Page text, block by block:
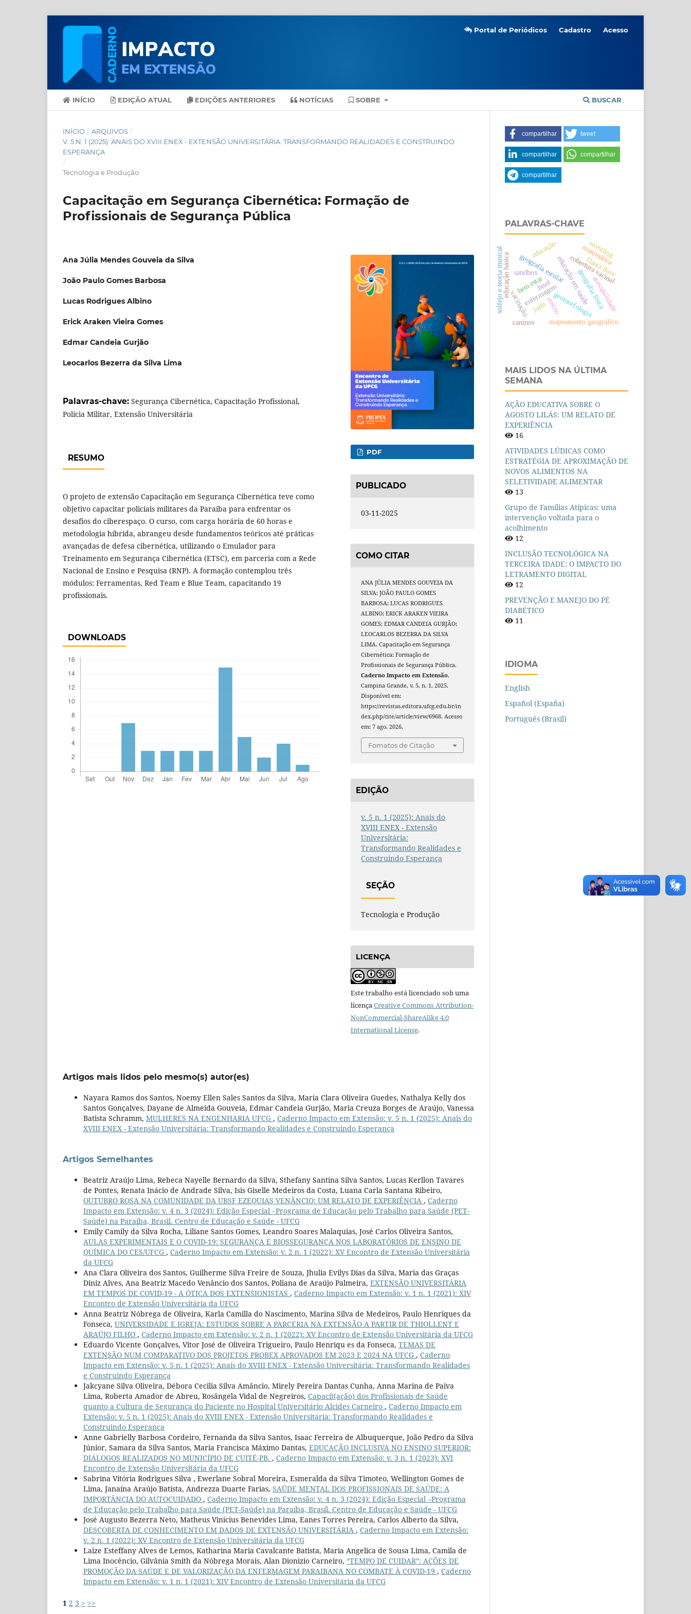
INÍCIO EDIÇÃO ATUAL EDIÇÕES ANTERIORES NOTÍCIAS SOBRE BUSCAR
Portal de Periódicos Cadastro Acesso
INÍCIO / ARQUIVOS /
V. 5 N. 1 (2025): ANAIS DO XVIII ENEX - EXTENSÃO UNIVERSITÁRIA: TRANSFORMANDO REALIDADES E CONSTRUINDO
ESPERANÇA
/
Tecnologia e Produção
Capacitação em Segurança Cibernética: Formação de
Profissionais de Segurança Pública
Ana Júlia Mendes Gouveia da Silva
João Paulo Gomes Barbosa
Lucas Rodrigues Albino
Erick Araken Vieira Gomes
Edmar Candeia Gurjão
Leocarlos Bezerra da Silva Lima
Palavras-chave: Segurança Cibernética, Capacitação Profissional,
Polícia Militar, Extensão Universitária
RESUMO
O projeto de extensão Capacitação em Segurança Cibernética teve como
objetivo capacitar policiais militares da Paraíba para enfrentar os
desafios do ciberespaço. O curso, com carga horária de 60 horas e
metodologia híbrida, abrangeu desde fundamentos teóricos até práticas
avançadas de defesa cibernética, utilizando o Emulador para
Treinamento em Segurança Cibernética (ETSC), em parceria com a Rede
Nacional de Ensino e Pesquisa (RNP). A formação contemplou três
módulos: Ferramentas, Red Team e Blue Team, capacitando 19
profissionais.
DOWNLOADS
PDF
PUBLICADO
03-11-2025
COMO CITAR
ANA JÚLIA MENDES GOUVEIA DA
SILVA; JOÃO PAULO GOMES
BARBOSA; LUCAS RODRIGUES
ALBINO; ERICK ARAKEN VIEIRA
GOMES; EDMAR CANDEIA GURJÃO;
LEOCARLOS BEZERRA DA SILVA
LIMA. Capacitação em Segurança
Cibernética: Formação de
Profissionais de Segurança Pública.
Caderno Impacto em Extensão,
Campina Grande, v. 5, n. 1, 2025.
Disponível em:
https://revistas.editora.ufcg.edu.br/in
dex.php/cite/article/view/6968. Acesso
em: 7 ago. 2026.
Fomatos de Citação
EDIÇÃO
v. 5 n. 1 (2025): Anais do
XVIII ENEX - Extensão
Universitária:
Transformando Realidades e
Construindo Esperança
SEÇÃO
Tecnologia e Produção
LICENÇA
Este trabalho está licenciado sob uma
licençaCreative Commons Attribution-
NonCommercial-ShareAlike 4.0
International License.
Artigos mais lidos pelo mesmo(s) autor(es)
Nayara Ramos dos Santos, Noemy Ellen Sales Santos da Silva, Maria Clara Oliveira Guedes, Nathalya Kelly dos
Santos Gonçalves, Dayane de Almeida Gouveia, Edmar Candeia Gurjão, Maria Creuza Borges de Araújo, Vanessa
Batista Schramm, MULHERES NA ENGENHARIA UFCG , Caderno Impacto em Extensão: v. 5 n. 1 (2025): Anais do
XVIII ENEX - Extensão Universitária: Transformando Realidades e Construindo Esperança
Artigos Semelhantes
Beatriz Araújo Lima, Rebeca Nayelle Bernardo da Silva, Sthefany Santina Silva Santos, Lucas Kerllon Tavares
de Pontes, Renata Inácio de Andrade Silva, Isis Giselle Medeiros da Costa, Luana Carla Santana Ribeiro,
OUTUBRO ROSA NA COMUNIDADE DA UBSF EZEQUIAS VENÂNCIO: UM RELATO DE EXPERIÊNCIA , Caderno
Impacto em Extensão: v. 4 n. 3 (2024): Edição Especial –Programa de Educação pelo Trabalho para Saúde (PET-
Saúde) na Paraíba, Brasil. Centro de Educação e Saúde - UFCG
Emily Camily da Silva Rocha, Liliane Santos Gomes, Leandro Soares Malaquias, José Carlos Oliveira Santos,
AULAS EXPERIMENTAIS E O COVID-19: SEGURANÇA E BIOSSEGURANÇA NOS LABORATÓRIOS DE ENSINO DE
QUÍMICA DO CES/UFCG , Caderno Impacto em Extensão: v. 2 n. 1 (2022): XV Encontro de Extensão Universitária
da UFCG
Ana Clara Oliveira dos Santos, Guilherme Silva Freire de Souza, Jhulia Evilys Dias da Silva, Maria das Graças
Diniz Alves, Ana Beatriz Macedo Venâncio dos Santos, Poliana de Araújo Palmeira, EXTENSÃO UNIVERSITÁRIA
EM TEMPOS DE COVID-19 - A ÓTICA DOS EXTENSIONISTAS , Caderno Impacto em Extensão: v. 1 n. 1 (2021): XIV
Encontro de Extensão Universitária da UFCG
Anna Beatriz Nóbrega de Oliveira, Karla Camilla do Nascimento, Marina Silva de Medeiros, Paulo Henriques da
Fonseca, UNIVERSIDADE E IGREJA: ESTUDOS SOBRE A PARCERIA NA EXTENSÃO A PARTIR DE THIOLLENT E
ARAÚJO FILHO , Caderno Impacto em Extensão: v. 2 n. 1 (2022): XV Encontro de Extensão Universitária da UFCG
Eduardo Vicente Gonçalves, Vitor José de Oliveira Trigueiro, Paulo Henriqu es da Fonseca, TEMAS DE
EXTENSÃO NUM COMPARATIVO DOS PROJETOS PROBEX APROVADOS EM 2023 E 2024 NA UFCG , Caderno
Impacto em Extensão: v. 5 n. 1 (2025): Anais do XVIII ENEX - Extensão Universitária: Transformando Realidades
e Construindo Esperança
Jakcyane Silva Oliveira, Débora Cecilia Silva Amâncio, Mirely Pereira Dantas Cunha, Anna Marina de Paiva
Lima, Roberta Amador de Abreu, Rosângela Vidal de Negreiros, Capacit(ação) dos Profissionais de Saúde
quanto a Cultura de Segurança do Paciente no Hospital Universitário Alcides Carneiro , Caderno Impacto em
Extensão: v. 5 n. 1 (2025): Anais do XVIII ENEX - Extensão Universitária: Transformando Realidades e
Construindo Esperança
Anne Gabrielly Barbosa Cordeiro, Fernanda da Silva Santos, Isaac Ferreira de Albuquerque, João Pedro da Silva
Júnior, Samara da Silva Santos, Maria Francisca Máximo Dantas, EDUCAÇÃO INCLUSIVA NO ENSINO SUPERIOR:
DIÁLOGOS REALIZADOS NO MUNICÍPIO DE CUITÉ-PB. , Caderno Impacto em Extensão: v. 3 n. 1 (2023): XVI
Encontro de Extensão Universitária da UFCG
Sabrina Vitória Rodrigues Silva , Ewerlane Sobral Moreira, Esmeralda da Silva Timoteo, Wellington Gomes de
Lima, Janaína Araújo Batista, Andrezza Duarte Farias, SAÚDE MENTAL DOS PROFISSIONAIS DE SAÚDE: A
IMPORTÂNCIA DO AUTOCUIDADO , Caderno Impacto em Extensão: v. 4 n. 3 (2024): Edição Especial –Programa
de Educação pelo Trabalho para Saúde (PET-Saúde) na Paraíba, Brasil. Centro de Educação e Saúde - UFCG
José Augusto Bezerra Neto, Matheus Vinícius Benevides Lima, Eanes Torres Pereira, Carlos Alberto da Silva,
DESCOBERTA DE CONHECIMENTO EM DADOS DE EXTENSÃO UNIVERSITÁRIA , Caderno Impacto em Extensão:
v. 2 n. 1 (2022): XV Encontro de Extensão Universitária da UFCG
Laize Esteffany Alves de Lemos, Katharina Maria Cavalcante Batista, Maria Angelica de Sousa Lima, Camila de
Lima Inocêncio, Gilvânia Smith da Nóbrega Morais, Alan Dionizio Carneiro, “TEMPO DE CUIDAR”: AÇÕES DE
PROMOÇÃO DA SAÚDE E DE VALORIZAÇÃO DA ENFERMAGEM PARAIBANA NO COMBATE À COVID-19 , Caderno
Impacto em Extensão: v. 1 n. 1 (2021): XIV Encontro de Extensão Universitária da UFCG
1 2 3 > >>
compartilhar tweet
compartilhar compartilhar
compartilhar
PALAVRAS-CHAVE
geografia física
geomorfologia
geografia escolar
sandbox cobertura vacinal
educação em saúde
enfermagem
vacinação ensino
educação básica bisel
flauta doce
solfejo e teoria musical matemática
mapeamento geográfico
bem estar acessibilidade
educação
judô
wrestling
caninos
MAIS LIDOS NA ÚLTIMA
SEMANA
AÇÃO EDUCATIVA SOBRE O
AGOSTO LILÁS: UM RELATO DE
EXPERIÊNCIA
16
ATIVIDADES LÚDICAS COMO
ESTRATÉGIA DE APROXIMAÇÃO DE
NOVOS ALIMENTOS NA
SELETIVIDADE ALIMENTAR
13
Grupo de Famílias Atípicas: uma
intervenção voltada para o
acolhimento
12
INCLUSÃO TECNOLÓGICA NA
TERCEIRA IDADE: O IMPACTO DO
LETRAMENTO DIGITAL
12
PREVENÇÃO E MANEJO DO PÉ
DIABÉTICO
11
IDIOMA
English
Español (España)
Português (Brasil)